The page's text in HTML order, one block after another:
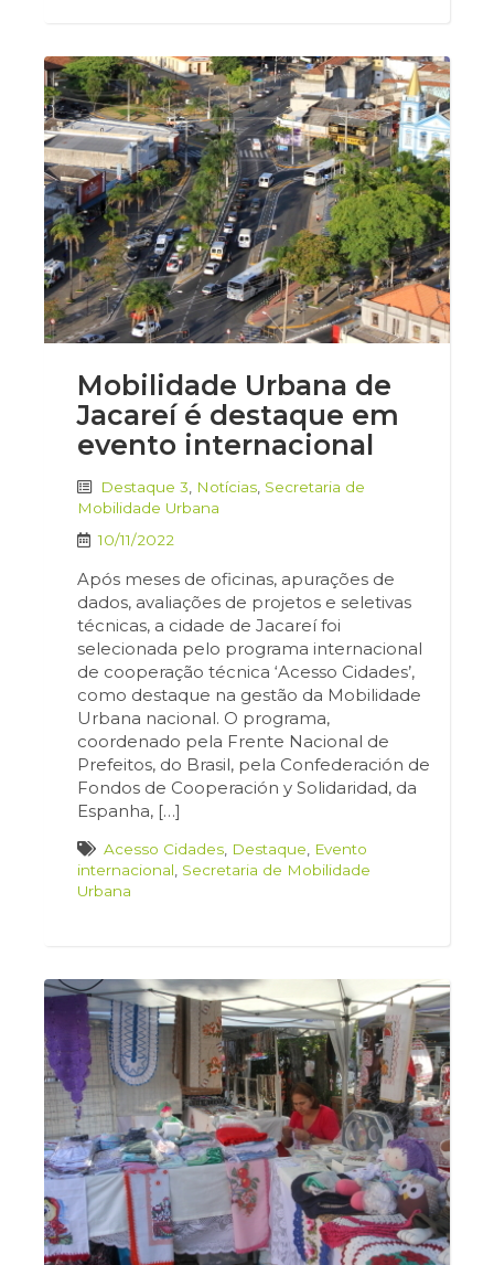
Mobilidade Urbana de
Jacareí é destaque em
evento internacional
Destaque 3 Notícias Secretaria de
Mobilidade Urbana
10/11/2022
Após meses de oficinas, apurações de
dados, avaliações de projetos e seletivas
técnicas, a cidade de Jacareí foi
selecionada pelo programa internacional
de cooperação técnica ‘Acesso Cidades’,
como destaque na gestão da Mobilidade
Urbana nacional. O programa,
coordenado pela Frente Nacional de
Prefeitos, do Brasil, pela Confederación de
Fondos de Cooperación y Solidaridad, da
Espanha, […]
Acesso Cidades Destaque
Evento
internacional Secretaria de Mobilidade
Urbana